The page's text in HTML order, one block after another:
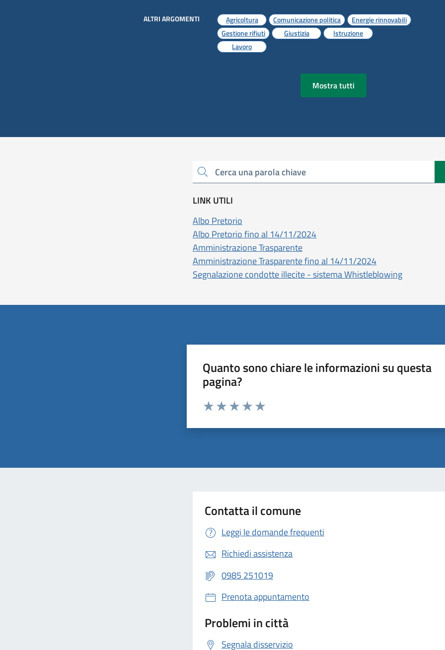
ALTRI ARGOMENTI Agricoltura Comunicazione politica
Energie rinnovabili
Gestione rifiuti
Giustizia
Istruzione
Lavoro
Mostra tutti
Cerca una parola chiave
LINK UTILI
Albo Pretorio
Albo Pretorio fino al 14/11/2024
Amministrazione Trasparente
Amministrazione Trasparente fino al 14/11/2024
Segnalazione condotte illecite - sistema Whistleblowing
Quanto sono chiare le informazioni su questa
pagina?
Contatta il comune
Leggi le domande frequenti
Richiedi assistenza
0985 251019
Prenota appuntamento
Problemi in città
Segnala disservizio